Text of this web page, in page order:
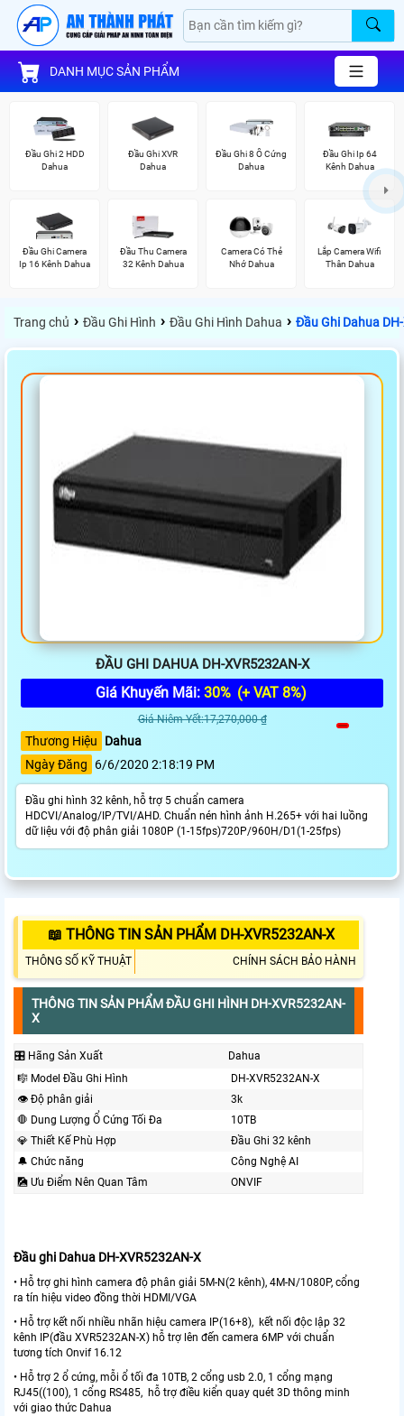
DANH MỤC SẢN PHẨM
Đầu Ghi 2 HDD
Dahua
Đầu Ghi XVR
Dahua
Đầu Ghi 8 Ổ Cứng
Dahua
Đầu Ghi Ip 64
Kênh Dahua
Đầu Ghi Camera
Ip 16 Kênh Dahua
Đầu Thu Camera
32 Kênh Dahua
Camera Có Thẻ
Nhớ Dahua
Lắp Camera Wifi
Thân Dahua
Trang chủ › Đầu Ghi Hình › Đầu Ghi Hình Dahua › Đầu Ghi Dahua
ĐẦU GHI DAHUA DH-XVR5232AN-X
Giá Khuyến Mãi: 30% (+ VAT 8%)
Giá Niêm Yết:17,270,000 ₫
Thương Hiệu
Dahua
Ngày Đăng
6/6/2020 2:18:19 PM
Đầu ghi hình 32 kênh, hỗ trợ 5 chuẩn camera
HDCVI/Analog/IP/TVI/AHD. Chuẩn nén hình ảnh H.265+ với hai luồng
dữ liệu với độ phân giải 1080P (1-15fps)720P/960H/D1(1-25fps)
📖 THÔNG TIN SẢN PHẨM DH-XVR5232AN-X
THÔNG SỐ KỸ THUẬT CHÍNH SÁCH BẢO HÀNH
THÔNG TIN SẢN PHẨM ĐẦU GHI HÌNH DH-XVR5232AN-
X
🎛 Hãng Sản Xuất
Dahua
🎼️ Model Đầu Ghi Hình
DH-XVR5232AN-X
👁 Độ phân giải
3k
🛑 Dung Lượng Ổ Cứng Tối Đa
10TB
💎 Thiết Kế Phù Hợp
Đầu Ghi 32 kênh
🔔 Chức năng
Công Nghệ AI
🎑 Ưu Điểm Nên Quan Tâm
ONVIF
Đầu ghi Dahua DH-XVR5232AN-X
• Hỗ trợ ghi hình camera độ phân giải 5M-N(2 kênh), 4M-N/1080P, cổng
ra tín hiệu video đồng thời HDMI/VGA
• Hỗ trợ kết nối nhiều nhãn hiệu camera IP(16+8), kết nối độc lập 32
kênh IP(đầu XVR5232AN-X) hỗ trợ lên đến camera 6MP với chuẩn
tương tích Onvif 16.12
• Hỗ trợ 2 ổ cứng, mỗi ổ tối đa 10TB, 2 cổng usb 2.0, 1 cổng mạng
RJ45((100), 1 cổng RS485, hỗ trợ điều kiển quay quét 3D thông minh
với giao thức Dahua